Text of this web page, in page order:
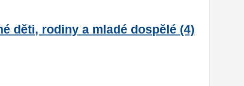
děti, rodiny a mladé dospělé (4)